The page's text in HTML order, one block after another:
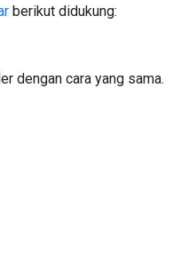
berikut didukung:
dengan cara yang sama.